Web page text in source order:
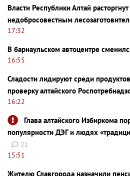
Власти Республики Алтай
недобросовестным
17:32
В барнаульском автоцентре
16:55
Сладости лидируют среди
проверку алтайского
16:22
Глава алтайского Избиркома
популярности ДЭГ и людях
21
15:51
Жителю Славгорода назначили